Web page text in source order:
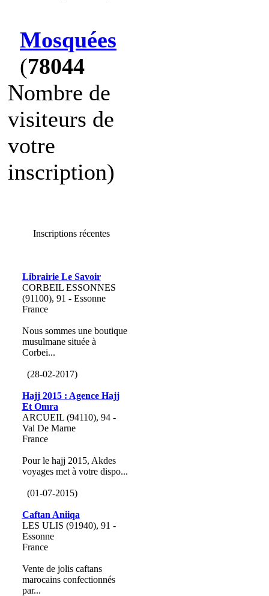
Mosquées
(78044
Nombre de
visiteurs de
votre
inscription)
Inscriptions récentes
Librairie Le Savoir
CORBEIL ESSONNES
(91100), 91 - Essonne
France
Nous sommes une boutique
musulmane située à
Corbei...
(28-02-2017)
Hajj 2015 : Agence Hajj
Et Omra
ARCUEIL (94110), 94 -
Val De Marne
France
Pour le hajj 2015, Akdes
voyages met à votre dispo...
(01-07-2015)
Caftan Aniiqa
LES ULIS (91940), 91 -
Essonne
France
Vente de jolis caftans
marocains confectionnés
par...